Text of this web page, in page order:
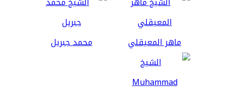
ماهر المعيقلي محمد جبريل